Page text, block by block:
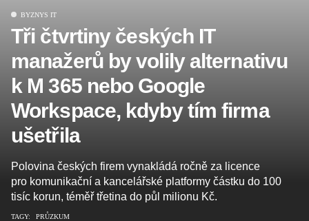
BYZNYS IT
Tři čtvrtiny českých IT
manažerů by volily alternativu
k M 365 nebo Google
Workspace, kdyby tím firma
ušetřila
Polovina českých firem vynakládá ročně za licence
pro komunikační a kancelářské platformy částku do 100
tisíc korun, téměř třetina do půl milionu Kč.
TAGY: PRŮZKUM